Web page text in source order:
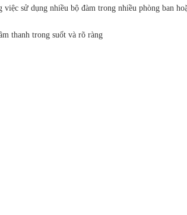
sử dụng nhiều bộ đàm trong nhiều phòng ban
thanh trong suốt và rõ ràng